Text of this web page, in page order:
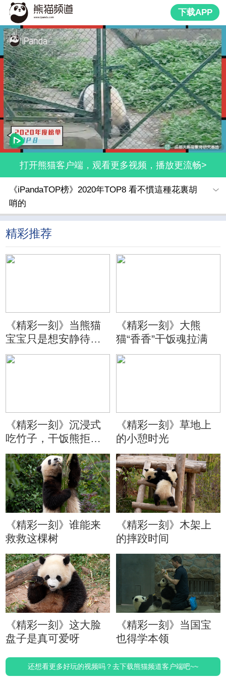
下载APP
打开熊猫客户端，观看更多视频，播放更流畅>
《iPandaTOP榜》2020年TOP8 看不慣這種花裏胡
哨的
精彩推荐
《精彩一刻》当熊猫
宝宝只是想安静待会
儿
《精彩一刻》大熊
猫“香香”干饭魂拉满
《精彩一刻》沉浸式
吃竹子，干饭熊拒绝
分心
《精彩一刻》草地上
的小憩时光
《精彩一刻》谁能来
救救这棵树
《精彩一刻》木架上
的摔跤时间
《精彩一刻》这大脸
盘子是真可爱呀
《精彩一刻》当国宝
也得学本领
还想看更多好玩的视频吗？去下载熊猫频道客户端吧~~